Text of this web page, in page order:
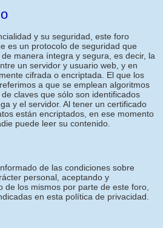
y su seguridad, este foro
es un protocolo de seguridad que
manera íntegra y segura, es decir, la
un servidor y usuario web, y en
cifrada o encriptada. El que los
a que se emplean algoritmos
claves que sólo son identificados
y el servidor. Al tener un certificado
están encriptados, en ese momento
puede leer su contenido.
de las condiciones sobre
personal, aceptando y
de los mismos por parte de este foro,
en esta política de privacidad.